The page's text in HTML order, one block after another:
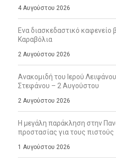
4 Αυγούστου 2026
Ενα διασκεδαστικό καφενείο
Καραβόλια
2 Αυγούστου 2026
Ανακομιδή του Ιερού
Στεφάνου – 2 Αυγούστου
2 Αυγούστου 2026
Η μεγάλη παράκληση στην
προστασίας για τους πιστούς
1 Αυγούστου 2026